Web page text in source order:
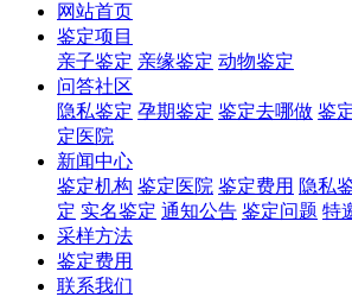
网站首页
鉴定项目
亲子鉴定 亲缘鉴定 动物鉴定
问答社区
隐私鉴定 孕期鉴定 鉴定去哪做 鉴
定医院
新闻中心
鉴定机构 鉴定医院 鉴定费用 隐私
定 实名鉴定 通知公告 鉴定问题 特
采样方法
鉴定费用
联系我们